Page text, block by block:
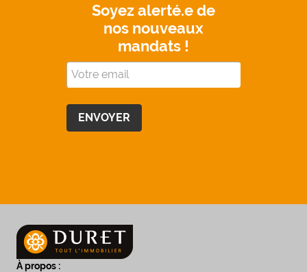
Soyez alerté.e de
nos nouveaux
mandats !
À propos :